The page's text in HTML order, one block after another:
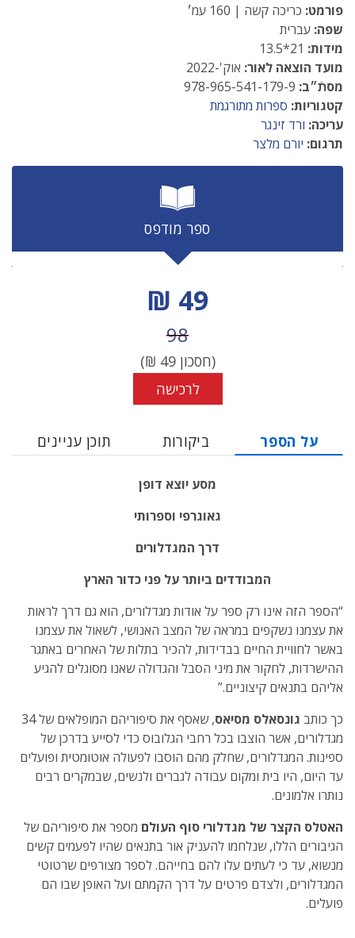
פורמט: כריכה קשה | 160 עמ׳
שפה: עברית
מידות:
מועד הוצאה לאור: אוק'-2022
מסתֿ״ב:
קטגוריות: ספרות מתורגמת
עריכה: ורד זינגר
תרגום: יורם מלצר
ספר מודפס
מחיר הנחה
49 ₪
מחיר לפני הנחה
98
(חסכון49
₪)
לרכישה
על הספר ביקורות תוכן עניינים
מסע יוצא דופן
גאוגרפי וספרותי
דרך המגדלורים
המבודדים ביותר על פני כדור הארץ
“הספר הזה אינו רק ספר על אודות מגדלורים, הוא גם דרך לראות
את עצמנו נשקפים במראה של המצב האנושי, לשאול את עצמנו
באשר לחוויית החיים בבדידות, להכיר בתלות של האחרים באתגר
ההישרדות, לחקור את מיני הסבל והגדולה שאנו מסוגלים להגיע
אליהם בתנאים קיצוניים.”
כך כותב גונסאלס מסיאס
, שאסף את סיפוריהם המופלאים של 34
מגדלורים, אשר הוצבו בכל רחבי הגלובוס כדי לסייע בדרכן של
ספינות. המגדלורים, שחלק מהם הוסבו לפעולה אוטומטית ופועלים
עד היום, היו בית ומקום עבודה לגברים ולנשים, שבמקרים רבים
נותרו אלמונים.
האטלס הקצר של מגדלורי סוף העולם מספר את סיפוריהם של
הגיבורים הללו, שנלחמו להעניק אור בתנאים שהיו לפעמים קשים
מנשוא, עד כי לעתים עלו להם בחייהם. לספר מצורפים שרטוטי
המגדלורים, ולצדם פרטים על דרך הקמתם ועל האופן שבו הם
פועלים.